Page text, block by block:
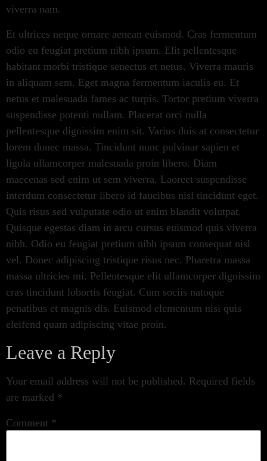
viverra nam.
Et ultrices neque ornare aenean euismod. Cras fermentum
odio eu feugiat pretium nibh ipsum. Elit pellentesque
habitant morbi tristique senectus et netus. Viverra mauris
in aliquam sem. Eget magna fermentum iaculis eu. Et
netus et malesuada fames ac turpis. Tortor pretium viverra
suspendisse potenti nullam. Placerat orci nulla
pellentesque dignissim enim sit. Varius duis at consectetur
lorem donec massa. Tincidunt nunc pulvinar sapien et
ligula ullamcorper malesuada proin libero. Diam
maecenas sed enim ut sem viverra. Laoreet suspendisse
interdum consectetur libero id faucibus nisl tincidunt eget.
Quis risus sed vulputate odio ut enim blandit volutpat.
Quisque egestas diam in arcu cursus euismod quis viverra
nibh. Odio eu feugiat pretium nibh ipsum consequat nisl
vel. Donec adipiscing tristique risus nec. Pharetra massa
massa ultricies mi. Pellentesque elit ullamcorper dignissim
cras tincidunt lobortis feugiat. Cum sociis natoque
penatibus et magnis dis. Euismod elementum nisi quis
eleifend quam adipiscing vitae proin.
Leave a Reply
Your email address will not be published. Required fields
are marked *
Comment *